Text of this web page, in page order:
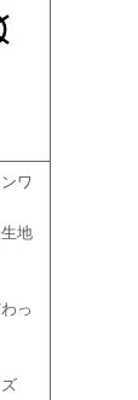
ワ
地
っ